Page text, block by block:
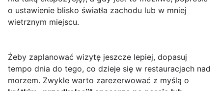
o ustawienie blisko światła zachodu lub w mniej
wietrznym miejscu.
Żeby zaplanować wizytę jeszcze lepiej, dopasuj
tempo dnia do tego, co dzieje się w restauracjach nad
morzem. Zwykle warto zarezerwować z myślą o